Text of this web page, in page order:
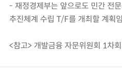
- 재정경제부는 앞으로도 민간 전
추진체계 수립 T/F를 개최할 계획
<참고> 개발금융 자문위원회 1차